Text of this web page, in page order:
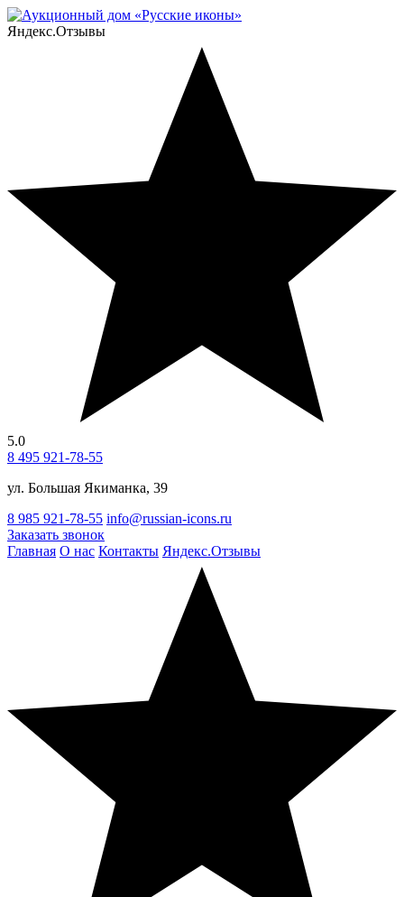
Яндекс.Отзывы
5.0
8 495 921-78-55
ул. Большая Якиманка, 39
8 985 921-78-55 info@russian-icons.ru
Заказать звонок
Главная О нас Контакты Яндекс.Отзывы